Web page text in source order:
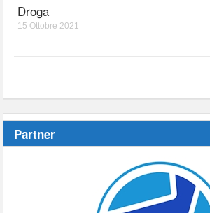
Droga
15 Ottobre 2021
Partner